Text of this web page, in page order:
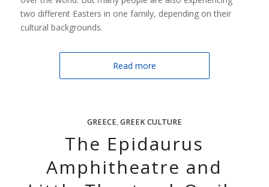
two different Easters in one family, depending on their
cultural backgrounds.
Read more
GREECE,GREEK CULTURE
The Epidaurus
Amphitheatre and